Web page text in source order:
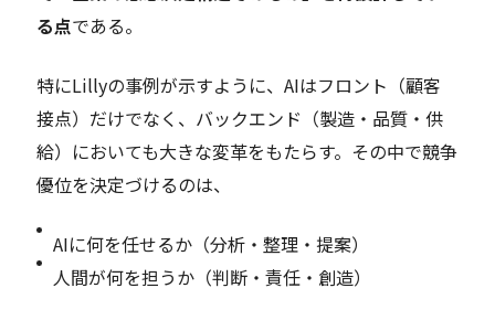
る点である。
特にLillyの事例が示すように、AIはフロント（顧客
接点）だけでなく、バックエンド（製造・品質・供
給）においても大きな変革をもたらす。その中で競争
優位を決定づけるのは、
AIに何を任せるか（分析・整理・提案）
人間が何を担うか（判断・責任・創造）